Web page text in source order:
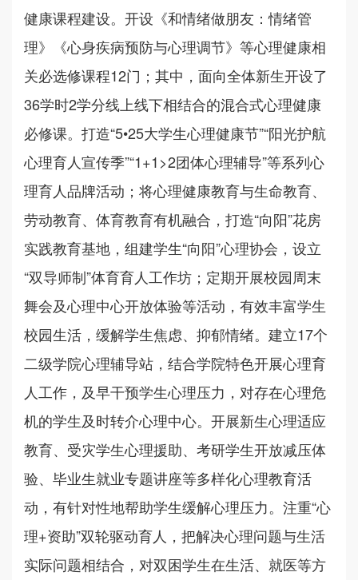
健康课程建设。开设《和情绪做朋友：情绪管
理》《心身疾病预防与心理调节》等心理健康相
关必选修课程12门；其中，面向全体新生开设了
36学时2学分线上线下相结合的混合式心理健康
必修课。打造“5•25大学生心理健康节”“阳光护航
心理育人宣传季”“1+1>2团体心理辅导”等系列心
理育人品牌活动；将心理健康教育与生命教育、
劳动教育、体育教育有机融合，打造“向阳”花房
实践教育基地，组建学生“向阳”心理协会，设立
“双导师制”体育育人工作坊；定期开展校园周末
舞会及心理中心开放体验等活动，有效丰富学生
校园生活，缓解学生焦虑、抑郁情绪。建立17个
二级学院心理辅导站，结合学院特色开展心理育
人工作，及早干预学生心理压力，对存在心理危
机的学生及时转介心理中心。开展新生心理适应
教育、受灾学生心理援助、考研学生开放减压体
验、毕业生就业专题讲座等多样化心理教育活
动，有针对性地帮助学生缓解心理压力。注重“心
理+资助”双轮驱动育人，把解决心理问题与生活
实际问题相结合，对双困学生在生活、就医等方